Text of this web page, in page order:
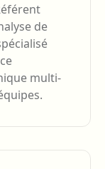
de
multi-